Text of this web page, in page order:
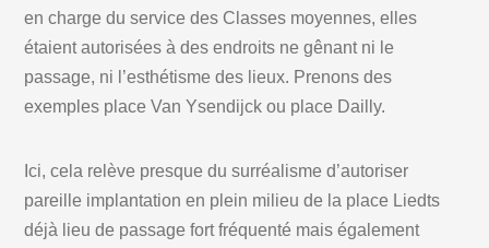
en charge du service des Classes moyennes, elles
étaient autorisées à des endroits ne gênant ni le
passage, ni l’esthétisme des lieux. Prenons des
exemples place Van Ysendijck ou place Dailly.
Ici, cela relève presque du surréalisme d’autoriser
pareille implantation en plein milieu de la place Liedts
déjà lieu de passage fort fréquenté mais également